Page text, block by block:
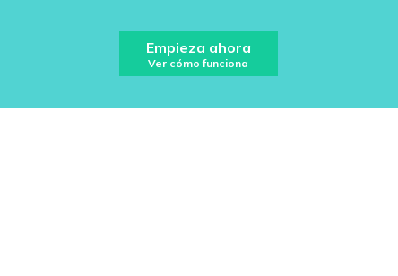
Empieza ahora
Ver cómo funciona